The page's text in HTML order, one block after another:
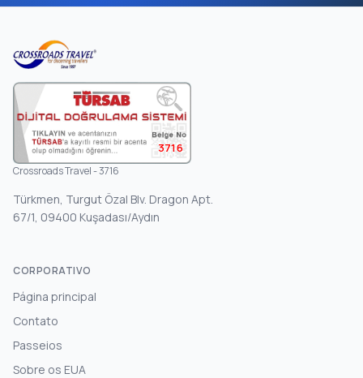
3716
Crossroads Travel - 3716
Türkmen, Turgut Özal Blv. Dragon Apt.
67/1, 09400 Kuşadası/Aydın
CORPORATIVO
Página principal
Contato
Passeios
Sobre os EUA